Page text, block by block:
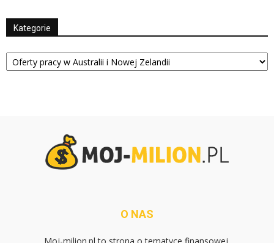
Kategorie
Kategorie
O NAS